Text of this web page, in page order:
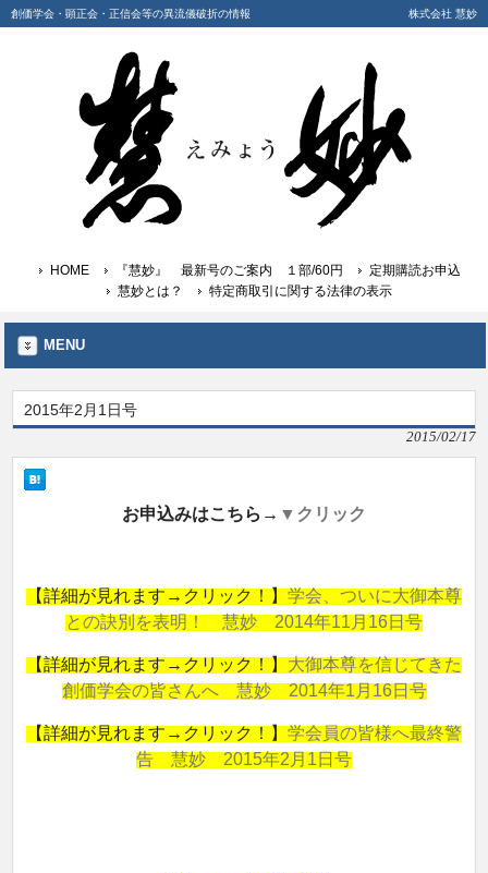
創価学会・顕正会・正信会等の異流儀破折の情報 株式会社 慧妙
HOME 『慧妙』 最新号のご案内 １部/60円
定期購読お申込
慧妙とは？
特定商取引に関する法律の表示
MENU
2015年2月1日号
2015/02/17
お申込みはこちら→ ▼クリック
【詳細が見れます→クリック！】 学会、ついに大御本尊
との訣別を表明！ 慧妙 2014年11月16日号
【詳細が見れます→クリック！】 大御本尊を信じてきた
創価学会の皆さんへ 慧妙 2014年1月16日号
【詳細が見れます→クリック！】 学会員の皆様へ最終警
告 慧妙 2015年2月1日号